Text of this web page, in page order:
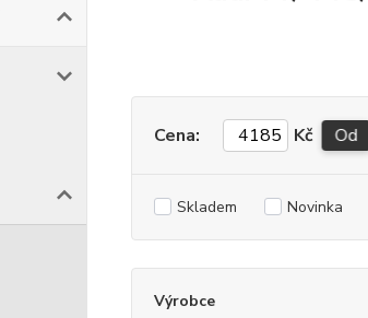
Cena: Kč Od
Skladem Novinka
Výrobce